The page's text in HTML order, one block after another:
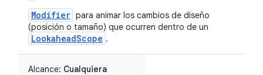
Modifier para animar los cambios de diseño
(posición o tamaño) que ocurren dentro de un
LookaheadScope .
Alcance: Cualquiera